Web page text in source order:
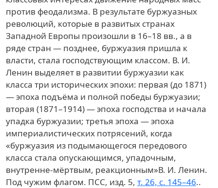
против феодализма. В результате буржуазных
революций, которые в развитых странах
Западной Европы произошли в 16–18 вв., а в
ряде стран — позднее, буржуазия пришла к
власти, стала господствующим классом. В. И.
Ленин выделяет в развитии буржуазии как
класса три исторических эпохи: первая (до 1871)
— эпоха подъёма и полной победы буржуазии;
вторая (1871–1914) — эпоха господства и начала
упадка буржуазии; третья эпоха — эпоха
империалистических потрясений, когда
«буржуазия из подымающегося передового
класса стала опускающимся, упадочным,
внутренне-мёртвым, реакционным»В. И. Ленин.
Под чужим флагом. ПСС, изд. 5, т. 26, с. 145–46..